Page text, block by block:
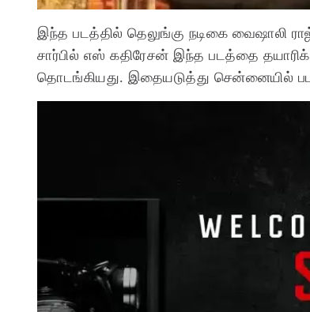
இந்த படத்தில் தெலுங்கு நடிகை வைஷாலி
சார்பில் எஸ் கதிரேசன் இந்த படத்தை
தொடங்கியது. இதையடுத்து சென்னையில்